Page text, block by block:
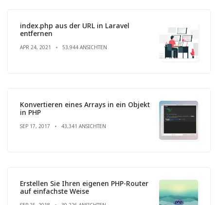
index.php aus der URL in Laravel
entfernen
APR 24, 2021 53,944 ANSICHTEN
Konvertieren eines Arrays in ein Objekt
in PHP
SEP 17, 2017 43,341 ANSICHTEN
Erstellen Sie Ihren eigenen PHP-Router
auf einfachste Weise